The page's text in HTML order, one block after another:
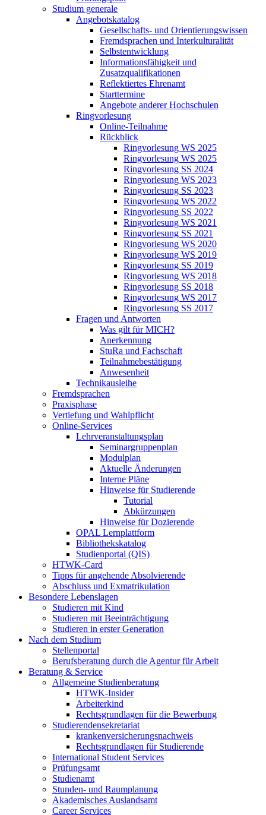
Studium generale
Angebotskatalog
Gesellschafts- und Orientierungswissen
Fremdsprachen und Interkulturalität
Selbstentwicklung
Informationsfähigkeit und
Zusatzqualifikationen
Reflektiertes Ehrenamt
Starttermine
Angebote anderer Hochschulen
Ringvorlesung
Online-Teilnahme
Rückblick
Ringvorlesung WS 2025
Ringvorlesung WS 2025
Ringvorlesung SS 2024
Ringvorlesung WS 2023
Ringvorlesung SS 2023
Ringvorlesung WS 2022
Ringvorlesung SS 2022
Ringvorlesung WS 2021
Ringvorlesung SS 2021
Ringvorlesung WS 2020
Ringvorlesung WS 2019
Ringvorlesung SS 2019
Ringvorlesung WS 2018
Ringvorlesung SS 2018
Ringvorlesung WS 2017
Ringvorlesung SS 2017
Fragen und Antworten
Was gilt für MICH?
Anerkennung
StuRa und Fachschaft
Teilnahmebestätigung
Anwesenheit
Technikausleihe
Fremdsprachen
Praxisphase
Vertiefung und Wahlpflicht
Online-Services
Lehrveranstaltungsplan
Seminargruppenplan
Modulplan
Aktuelle Änderungen
Interne Pläne
Hinweise für Studierende
Tutorial
Abkürzungen
Hinweise für Dozierende
OPAL Lernplattform
Bibliothekskatalog
Studienportal (QIS)
HTWK-Card
Tipps für angehende Absolvierende
Abschluss und Exmatrikulation
Besondere Lebenslagen
Studieren mit Kind
Studieren mit Beeinträchtigung
Studieren in erster Generation
Nach dem Studium
Stellenportal
Berufsberatung durch die Agentur für Arbeit
Beratung & Service
Allgemeine Studienberatung
HTWK-Insider
Arbeiterkind
Rechtsgrundlagen für die Bewerbung
Studierendensekretariat
krankenversicherungsnachweis
Rechtsgrundlagen für Studierende
International Student Services
Prüfungsamt
Studienamt
Stunden- und Raumplanung
Akademisches Auslandsamt
Career Services